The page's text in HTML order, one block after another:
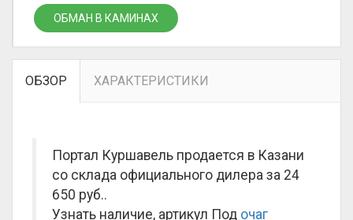
ОБМАН В КАМИНАХ
ОБЗОР ХАРАКТЕРИСТИКИ
Портал Куршавель продается в Казани
со склада официального дилера за 24
650 руб..
Узнать наличие, артикул Под очаг